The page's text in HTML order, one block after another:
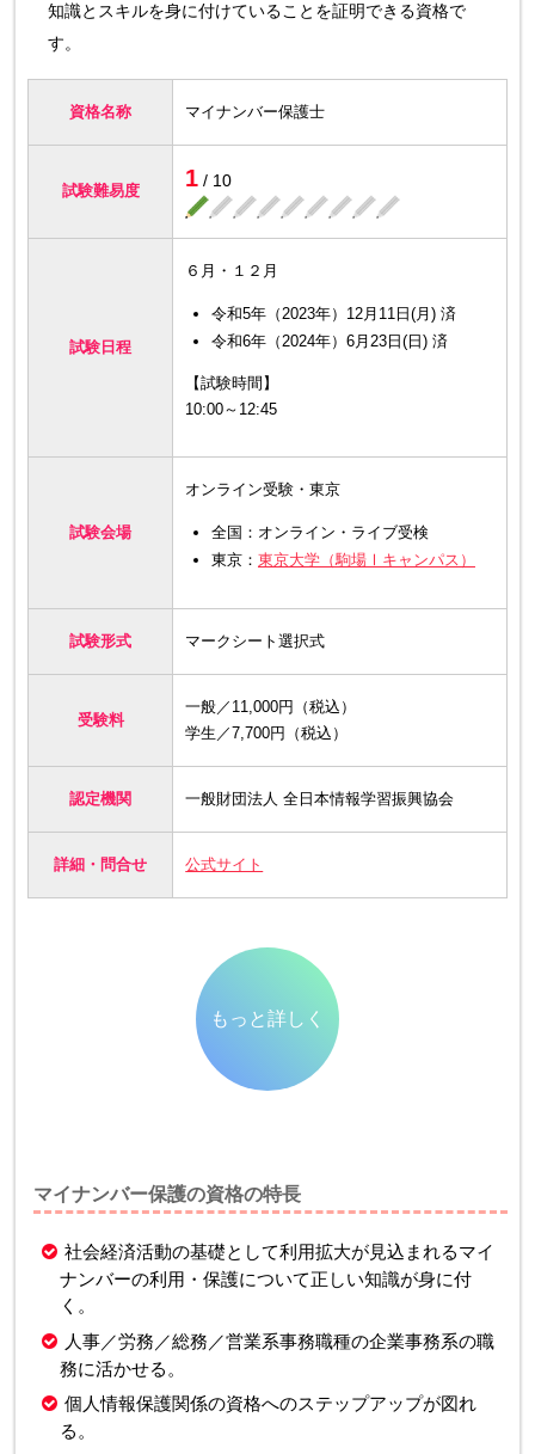
知識とスキルを身に付けていることを証明できる資格で
す。
資格名称 マイナンバー保護士
試験難易度 1 / 10
試験日程
６月・１２月
令和5年（2023年）12月11日(月) 済
令和6年（2024年）6月23日(日) 済
【試験時間】
10:00～12:45
試験会場
オンライン受験・東京
全国：オンライン・ライブ受検
東京： 東京大学（駒場Ⅰキャンパス）
試験形式 マークシート選択式
受験料
一般／11,000円（税込）
学生／7,700円（税込）
認定機関 一般財団法人 全日本情報学習振興協会
詳細・問合せ 公式サイト
もっと詳しく
マイナンバー保護の資格の特長
社会経済活動の基礎として利用拡大が見込まれるマイ
ナンバーの利用・保護について正しい知識が身に付
く。
人事／労務／総務／営業系事務職種の企業事務系の職
務に活かせる。
個人情報保護関係の資格へのステップアップが図れ
る。